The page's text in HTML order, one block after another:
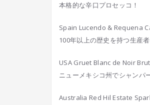
本格的な辛口プロセッコ！
Spain Lucendo & Requena
100年以上の歴史を持つ生産
USA Gruet Blanc de Noir
ニューメキシコ州でシャンパ
Australia Red Hil Estate